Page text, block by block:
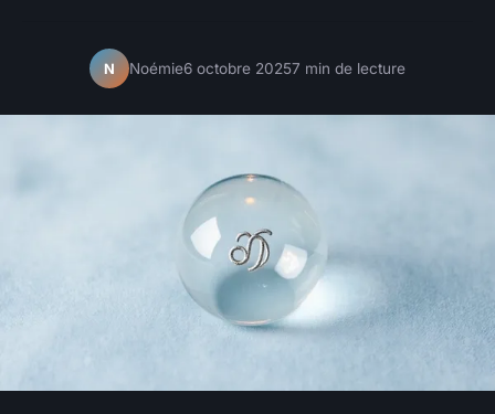
N Noémie6 octobre 20257 min de lecture